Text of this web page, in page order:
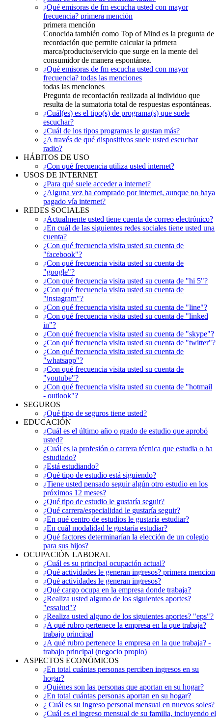
¿Qué emisoras de fm escucha usted con mayor
frecuencia? primera mención
primera mención
Conocida también como Top of Mind es la pregunta de
recordación que permite calcular la primera
marca/producto/servicio que surge en la mente del
consumidor de manera espontánea.
¿Qué emisoras de fm escucha usted con mayor
frecuencia? todas las menciones
todas las menciones
Pregunta de recordación realizada al individuo que
resulta de la sumatoria total de respuestas espontáneas.
¿Cuál(es) es el tipo(s) de programa(s) que suele
escuchar?
¿Cuál de los tipos programas le gustan más?
¿A través de qué dispositivos suele usted escuchar
radio?
HÁBITOS DE USO
¿Con qué frecuencia utiliza usted internet?
USOS DE INTERNET
¿Para qué suele acceder a internet?
¿Alguna vez ha comprado por internet, aunque no haya
pagado vía internet?
REDES SOCIALES
¿Actualmente usted tiene cuenta de correo electrónico?
¿En cuál de las siguientes redes sociales tiene usted una
cuenta?
¿Con qué frecuencia visita usted su cuenta de
"facebook"?
¿Con qué frecuencia visita usted su cuenta de
"google"?
¿Con qué frecuencia visita usted su cuenta de "hi 5"?
¿Con qué frecuencia visita usted su cuenta de
"instagram"?
¿Con qué frecuencia visita usted su cuenta de "line"?
¿Con qué frecuencia visita usted su cuenta de "linked
in"?
¿Con qué frecuencia visita usted su cuenta de "skype"?
¿Con qué frecuencia visita usted su cuenta de "twitter"?
¿Con qué frecuencia visita usted su cuenta de
"whatsapp"?
¿Con qué frecuencia visita usted su cuenta de
"youtube"?
¿Con qué frecuencia visita usted su cuenta de "hotmail
- outlook"?
SEGUROS
¿Qué tipo de seguros tiene usted?
EDUCACIÓN
¿Cuál es el último año o grado de estudio que aprobó
usted?
¿Cuál es la profesión o carrera técnica que estudia o ha
estudiado?
¿Está estudiando?
¿Qué tipo de estudio está siguiendo?
¿Tiene usted pensado seguir algún otro estudio en los
próximos 12 meses?
¿Qué tipo de estudio le gustaría seguir?
¿Qué carrera/especialidad le gustaría seguir?
¿En qué centro de estudios le gustaría estudiar?
¿En cuál modalidad le gustaría estudiar?
¿Qué factores determinarían la elección de un colegio
para sus hijos?
OCUPACIÓN LABORAL
¿Cuál es su principal ocupación actual?
¿Qué actividades le generan ingresos? primera mencion
¿Qué actividades le generan ingresos?
¿Qué cargo ocupa en la empresa donde trabaja?
¿Realiza usted alguno de los siguientes aportes?
"essalud"?
¿Realiza usted alguno de los siguientes aportes? "eps"?
¿A qué rubro pertenece la empresa en la que trabaja?
trabajo principal
¿A qué rubro pertenece la empresa en la que trabaja? -
trabajo principal (negocio propio)
ASPECTOS ECONÓMICOS
¿En total cuántas personas perciben ingresos en su
hogar?
¿Quiénes son las personas que aportan en su hogar?
¿En total cuántas personas aportan en su hogar?
¿ Cuál es su ingreso personal mensual en nuevos soles?
¿Cuál es el ingreso mensual de su familia, incluyendo el